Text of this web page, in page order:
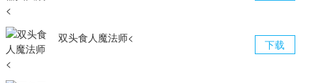
下载
双头食人魔法师<